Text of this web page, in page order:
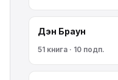
Дэн Браун
51 книга · 10 подп.